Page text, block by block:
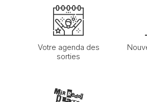
Votre agenda des
sorties